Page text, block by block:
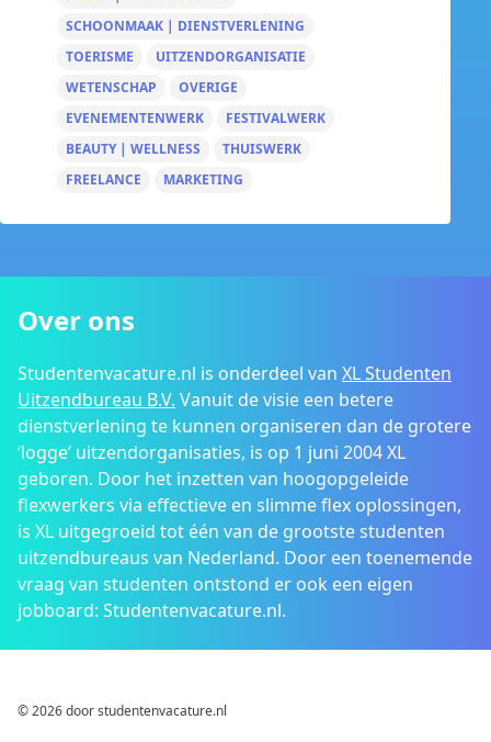
SCHOONMAAK | DIENSTVERLENING
TOERISME
UITZENDORGANISATIE
WETENSCHAP
OVERIGE
EVENEMENTENWERK
FESTIVALWERK
BEAUTY | WELLNESS
THUISWERK
FREELANCE
MARKETING
Over ons
Studentenvacature.nl is onderdeel van XL Studenten
Uitzendbureau B.V. Vanuit de visie een betere
dienstverlening te kunnen organiseren dan de grotere
‘logge’ uitzendorganisaties, is op 1 juni 2004 XL
geboren. Door het inzetten van hoogopgeleide
flexwerkers via effectieve en slimme flex oplossingen,
is XL uitgegroeid tot één van de grootste studenten
uitzendbureaus van Nederland. Door een toenemende
vraag van studenten ontstond er ook een eigen
jobboard: Studentenvacature.nl.
© 2026 door studentenvacature.nl